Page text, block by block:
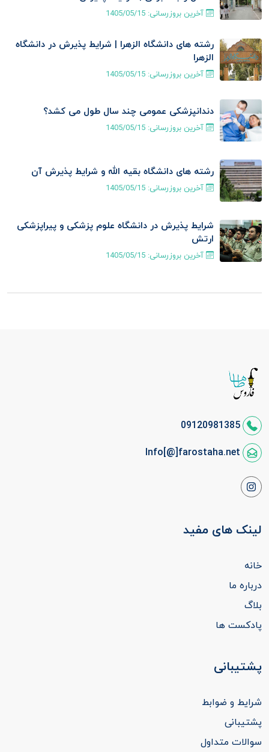
آخرین بروزرسانی: 1405/05/15
رشته های دانشگاه الزهرا | شرایط پذیرش در دانشگاه
الزهرا
آخرین بروزرسانی: 1405/05/15
دندانپزشکی عمومی چند سال طول می کشد؟
آخرین بروزرسانی: 1405/05/15
رشته های دانشگاه بقیه الله و شرایط پذیرش آن
آخرین بروزرسانی: 1405/05/15
شرایط پذیرش در دانشگاه علوم پزشکی و پیراپزشکی
ارتش
آخرین بروزرسانی: 1405/05/15
09120981385
Info[@]farostaha.net
لینک های مفید
خانه
درباره ما
بلاگ
پادکست ها
پشتیبانی
شرایط و ضوابط
پشتیبانی
سوالات متداول